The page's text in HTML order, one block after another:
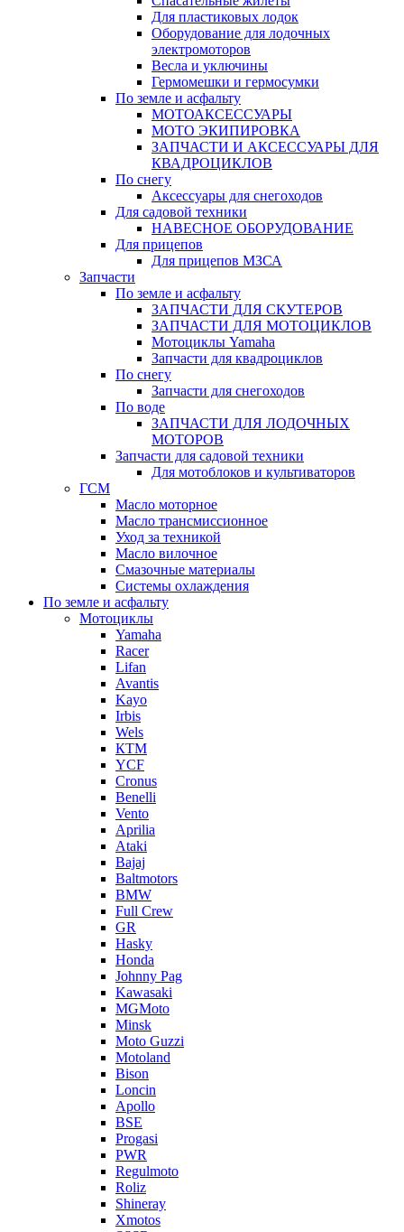
Для пластиковых лодок
Оборудование для лодочных
электромоторов
Весла и уключины
Гермомешки и гермосумки
По земле и асфальту
МОТОАКСЕССУАРЫ
МОТО ЭКИПИРОВКА
ЗАПЧАСТИ И АКСЕССУАРЫ ДЛЯ
КВАДРОЦИКЛОВ
По снегу
Аксессуары для снегоходов
Для садовой техники
НАВЕСНОЕ ОБОРУДОВАНИЕ
Для прицепов
Для прицепов МЗСА
Запчасти
По земле и асфальту
ЗАПЧАСТИ ДЛЯ СКУТЕРОВ
ЗАПЧАСТИ ДЛЯ МОТОЦИКЛОВ
Мотоциклы Yamaha
Запчасти для квадроциклов
По снегу
Запчасти для снегоходов
По воде
ЗАПЧАСТИ ДЛЯ ЛОДОЧНЫХ
МОТОРОВ
Запчасти для садовой техники
Для мотоблоков и культиваторов
ГСМ
Масло моторное
Масло трансмиссионное
Уход за техникой
Масло вилочное
Смазочные материалы
Системы охлаждения
По земле и асфальту
Мотоциклы
Yamaha
Racer
Lifan
Avantis
Kayo
Irbis
Wels
КТМ
YCF
Cronus
Benelli
Vento
Aprilia
Ataki
Bajaj
Baltmotors
BMW
Full Crew
GR
Hasky
Honda
Johnny Pag
Kawasaki
MGMoto
Minsk
Moto Guzzi
Motoland
Bison
Loncin
Apollo
BSE
Progasi
PWR
Regulmoto
Roliz
Shineray
Xmotos